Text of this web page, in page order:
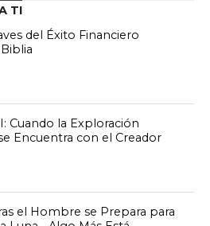
TI
del Éxito Financiero
Cuando la Exploración
Encuentra con el Creador
el Hombre se Prepara para